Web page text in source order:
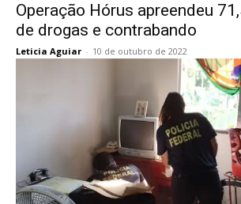
Operação Hórus apreendeu
de drogas e contrabando
Leticia Aguiar - 10 de outubro de 2022